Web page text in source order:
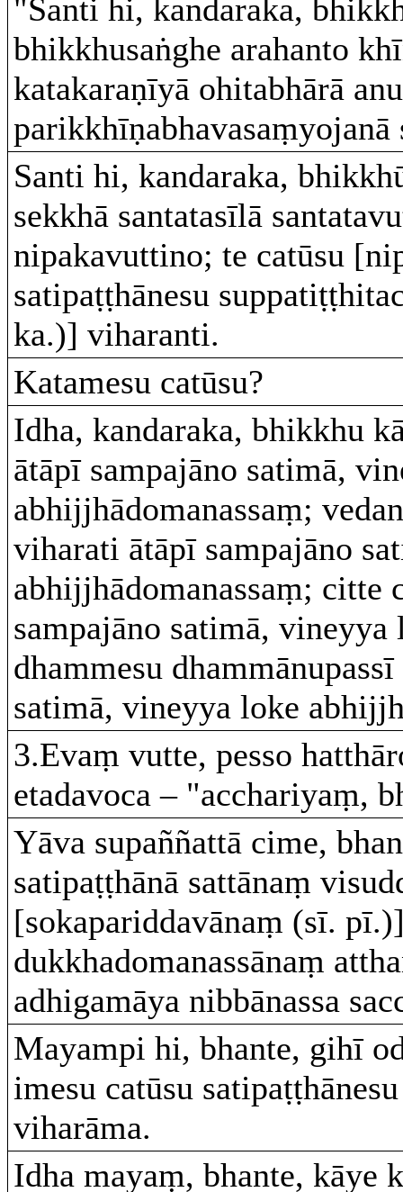
"Santi hi, kandaraka,
bhikkhusaṅghe arahanto
katakaraṇīyā ohitabhārā
Santi hi, kandaraka,
sekkhā santatasīlā
nipakavuttino; te catūsu
satipaṭṭhānesu
ka.)] viharanti.
Katamesu catūsu?
Idha, kandaraka, bhikkhu
ātāpī sampajāno satimā,
abhijjhādomanassaṃ;
viharati ātāpī sampajāno
abhijjhādomanassaṃ; citte
sampajāno satimā,
dhammesu
satimā, vineyya loke
3.Evaṃ vutte, pesso
etadavoca – "acchariyaṃ,
Yāva supaññattā cime,
satipaṭṭhānā sattānaṃ
[sokapariddavānaṃ (sī.
dukkhadomanassānaṃ
adhigamāya nibbānassa
Mayampi hi, bhante, gihī
imesu catūsu
viharāma.
Idha mayaṃ, bhante, kāye